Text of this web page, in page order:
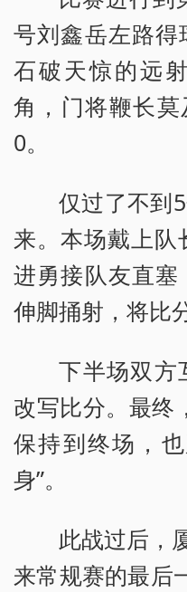
号刘鑫岳左路
石破天惊的远
角，门将鞭长
0。
仅过了不到
来。本场戴上
进勇接队友直
伸脚捅射，将比
下半场双方
改写比分。最终
保持到终场，
身”。
此战过后，
来常规赛的最后